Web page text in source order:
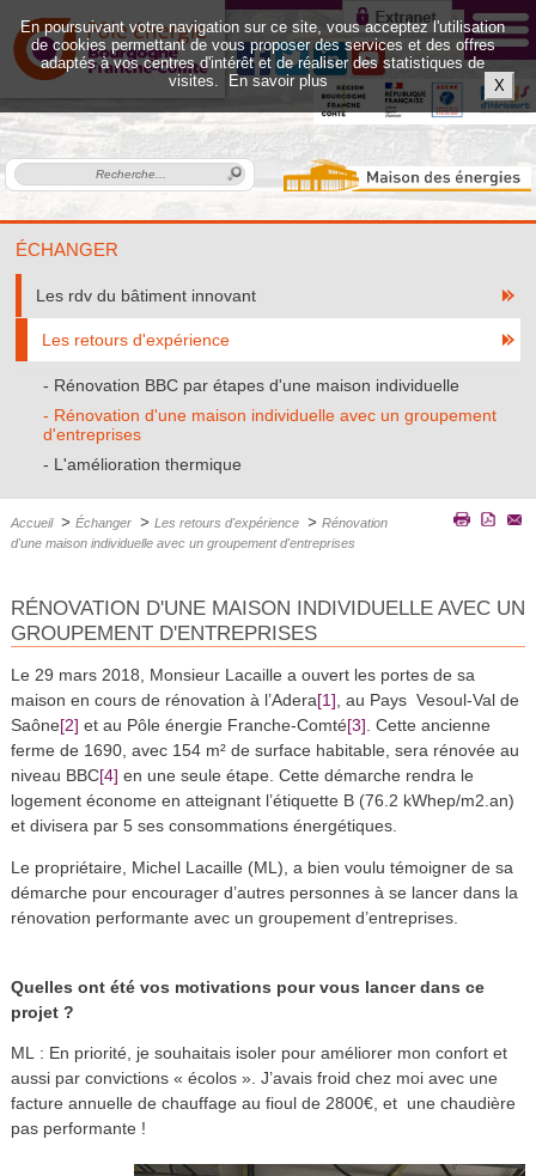
ÉCHANGER
Les rdv du bâtiment innovant
Les retours d'expérience
Rénovation BBC par étapes d'une maison individuelle
Rénovation d'une maison individuelle avec un groupement
d'entreprises
L'amélioration thermique
Accueil > Échanger > Les retours d'expérience > Rénovation
d'une maison individuelle avec un groupement d'entreprises
RÉNOVATION D'UNE MAISON INDIVIDUELLE AVEC UN
GROUPEMENT D'ENTREPRISES
Le 29 mars 2018, Monsieur Lacaille a ouvert les portes de sa
maison en cours de rénovation à l’Adera[1], au Pays Vesoul-Val de
Saône[2] et au Pôle énergie Franche-Comté[3]. Cette ancienne
ferme de 1690, avec 154 m² de surface habitable, sera rénovée au
niveau BBC[4] en une seule étape. Cette démarche rendra le
logement économe en atteignant l’étiquette B (76.2 kWhep/m2.an)
et divisera par 5 ses consommations énergétiques.
Le propriétaire, Michel Lacaille (ML), a bien voulu témoigner de sa
démarche pour encourager d’autres personnes à se lancer dans la
rénovation performante avec un groupement d’entreprises.
Quelles ont été vos motivations pour vous lancer dans ce
projet ?
ML : En priorité, je souhaitais isoler pour améliorer mon confort et
aussi par convictions « écolos ». J’avais froid chez moi avec une
facture annuelle de chauffage au fioul de 2800€, et une chaudière
pas performante !
En poursuivant votre navigation sur ce site, vous acceptez l'utilisation
de cookies permettant de vous proposer des services et des offres
adaptés à vos centres d'intérêt et de réaliser des statistiques de
visites.
En savoir plus X